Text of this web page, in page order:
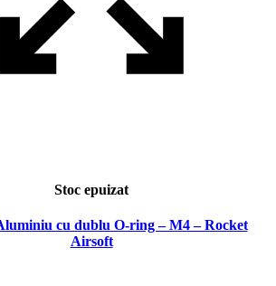
Stoc epuizat
cu dublu O-ring – M4 – Rocket
Airsoft